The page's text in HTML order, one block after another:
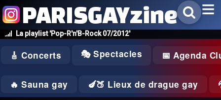
La playlist 'Pop-R'n'B-Rock 07/2012'
PARISGAYzine
🎸 Concerts 🎭 Spectacles 📅 Agenda
🔥 Sauna gay 🍆🍑 Lieux de drague gay